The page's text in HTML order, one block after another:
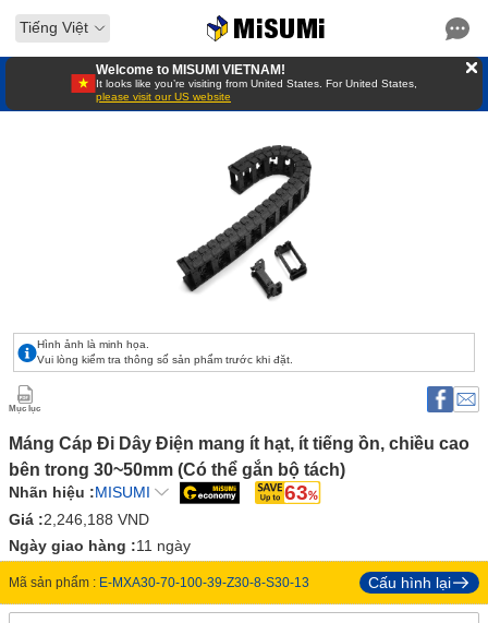
Tiếng Việt
Welcome to MISUMI VIETNAM!
It looks like you’re visiting from United States. For United States,
please visit our US website
Hình ảnh là minh họa.
Vui lòng kiểm tra thông số sản phẩm trước khi đặt.
Mục lục
Máng Cáp Đi Dây Điện mang ít hạt, ít tiếng ồn, chiều cao
bên trong 30~50mm (Có thể gắn bộ tách)
Nhãn hiệu :MISUMI 63
Giá :2,246,188 VND
Ngày giao hàng :11 ngày
Mã sản phẩm : E-MXA30-70-100-39-Z30-8-S30-13 Cấu hình lại